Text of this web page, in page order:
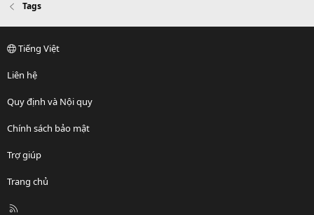
Tags
Tiếng Việt
Liên hệ
Quy định và Nội quy
Chính sách bảo mật
Trợ giúp
Trang chủ
R